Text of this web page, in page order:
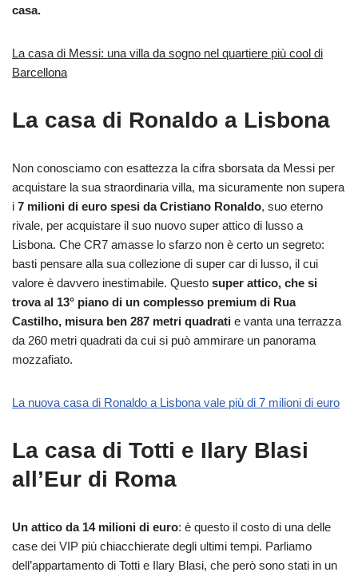
casa.
La casa di Messi: una villa da sogno nel quartiere più cool di
Barcellona
La casa di Ronaldo a Lisbona
Non conosciamo con esattezza la cifra sborsata da Messi per
acquistare la sua straordinaria villa, ma sicuramente non supera
i 7 milioni di euro spesi da Cristiano Ronaldo, suo eterno
rivale, per acquistare il suo nuovo super attico di lusso a
Lisbona. Che CR7 amasse lo sfarzo non è certo un segreto:
basti pensare alla sua collezione di super car di lusso, il cui
valore è davvero inestimabile. Questo super attico, che si
trova al 13° piano di un complesso premium di Rua
Castilho, misura ben 287 metri quadrati e vanta una terrazza
da 260 metri quadrati da cui si può ammirare un panorama
mozzafiato.
La nuova casa di Ronaldo a Lisbona vale più di 7 milioni di euro
La casa di Totti e Ilary Blasi
all’Eur di Roma
Un attico da 14 milioni di euro: è questo il costo di una delle
case dei VIP più chiacchierate degli ultimi tempi. Parliamo
dell’appartamento di Totti e Ilary Blasi, che però sono stati in un